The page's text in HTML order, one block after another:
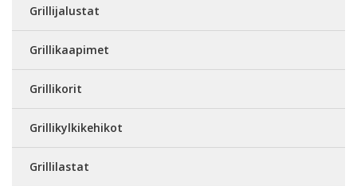
Grillijalustat
Grillikaapimet
Grillikorit
Grillikylkikehikot
Grillilastat